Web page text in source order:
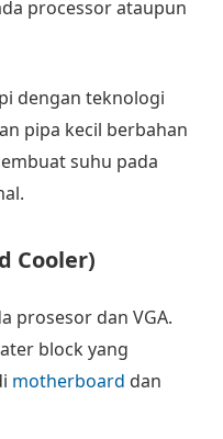
processor ataupun
dengan teknologi
pipa kecil berbahan
suhu pada
Cooler)
prosesor dan VGA.
block yang
motherboard dan